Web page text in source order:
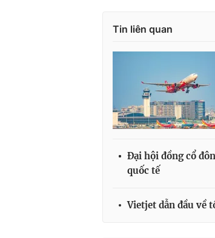
Tin liên quan
Đại hội đồng cổ
quốc tế
Vietjet dẫn đầu về